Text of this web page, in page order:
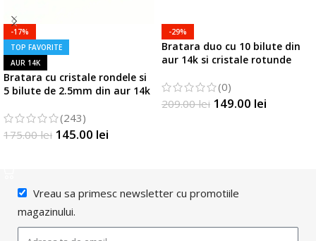
-17%
TOP FAVORITE
AUR 14K
Bratara cu cristale rondele si
5 bilute de 2.5mm din aur 14k
(243)
175.00lei 145.00 lei
-29%
Bratara duo cu 10 bilute din
aur 14k si cristale rotunde
(0)
209.00lei 149.00 lei
Vreau sa primesc newsletter cu promotiile
magazinului.